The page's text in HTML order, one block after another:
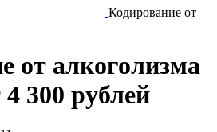
Кодирование от
от алкоголизма
300 рублей